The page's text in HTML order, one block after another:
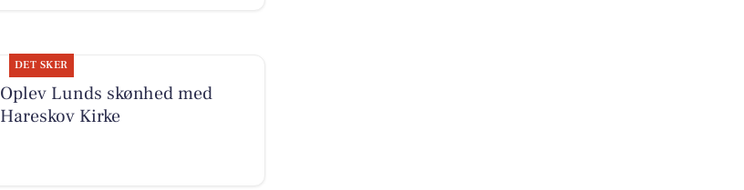
DET SKER
Oplev Lunds skønhed med
Hareskov Kirke